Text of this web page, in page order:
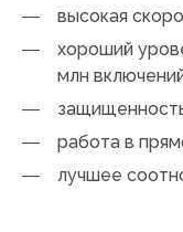
высокая
хороший
млн
работа в
лучшее